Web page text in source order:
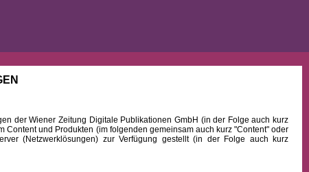
der Wiener Zeitung Digitale Publikationen GmbH (in der Folge auch kurz
und Produkten (im folgenden gemeinsam auch kurz "Content" oder
(Netzwerklösungen) zur Verfügung gestellt (in der Folge auch kurz